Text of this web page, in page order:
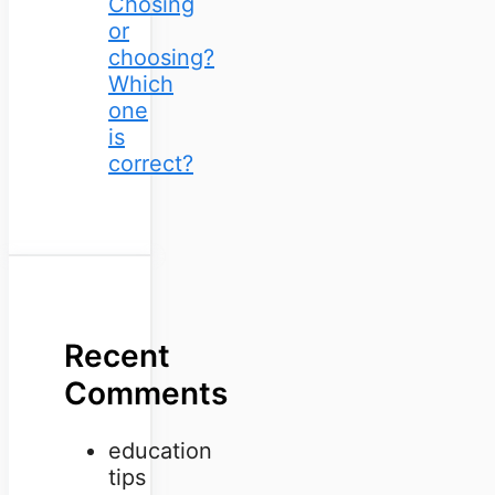
or
choosing?
Which
one
is
correct?
Recent
Comments
education
tips